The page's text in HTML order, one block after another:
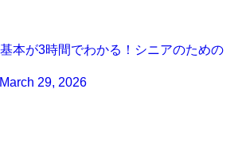
本が3時間でわかる！シニアのための
March 29, 2026